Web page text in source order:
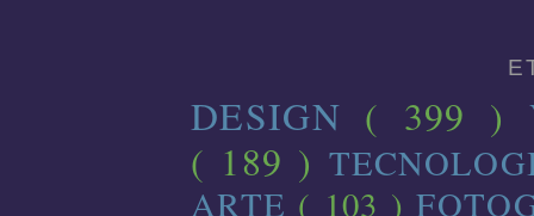
DESIGN ( 399 )
( 189 )
ARTE ( 103 )